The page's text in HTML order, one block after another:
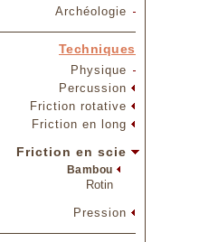
Archéologie
Techniques
Physique
Percussion
Friction rotative
Friction en long
Friction en scie
Bambou
Rotin
Pression